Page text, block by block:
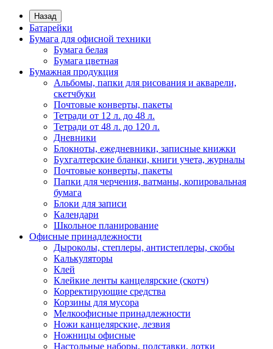
Назад
Батарейки
Бумага для офисной техники
Бумага белая
Бумага цветная
Бумажная продукция
Альбомы, папки для рисования и акварели,
скетчбуки
Почтовые конверты, пакеты
Тетради от 12 л. до 48 л.
Тетради от 48 л. до 120 л.
Дневники
Блокноты, ежедневники, записные книжки
Бухгалтерские бланки, книги учета, журналы
Почтовые конверты, пакеты
Папки для черчения, ватманы, копировальная
бумага
Блоки для записи
Календари
Школьное планирование
Офисные принадлежности
Дыроколы, степлеры, антистеплеры, скобы
Калькуляторы
Клей
Клейкие ленты канцелярские (скотч)
Корректирующие средства
Корзины для мусора
Мелкоофисные принадлежности
Ножи канцелярские, лезвия
Ножницы офисные
Настольные наборы, подставки, лотки